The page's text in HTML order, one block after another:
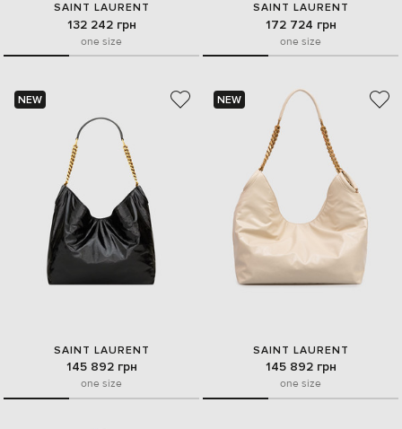
SAINT LAURENT
132 242 грн
one size
SAINT LAURENT
172 724 грн
one size
NEW
SAINT LAURENT
145 892 грн
one size
NEW
SAINT LAURENT
145 892 грн
one size